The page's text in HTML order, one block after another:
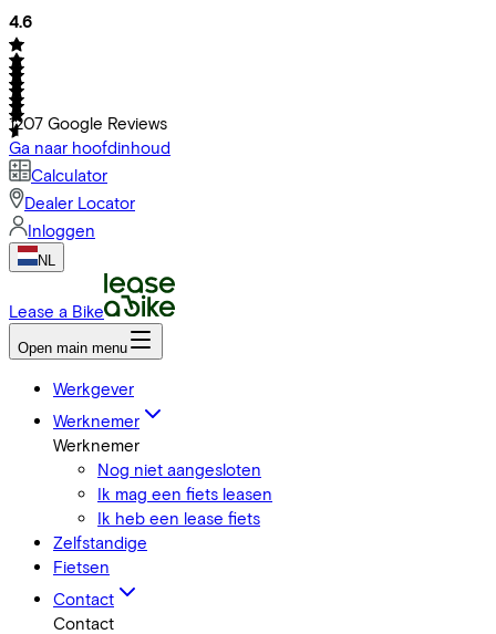
4.6
1207 Google Reviews
Ga naar hoofdinhoud
Calculator
Dealer Locator
Inloggen
NL
Lease a Bike
Open main menu
Werkgever
Werknemer
Werknemer
Nog niet aangesloten
Ik mag een fiets leasen
Ik heb een lease fiets
Zelfstandige
Fietsen
Contact
Contact